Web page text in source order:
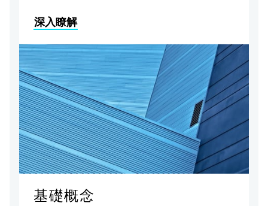
深入瞭解
基礎概念